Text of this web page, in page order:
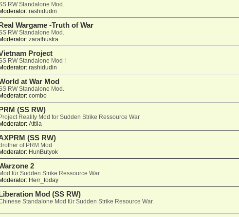
RW Standalone Mod.
Moderator: rashidudin
Real Wargame -Truth of War
RW Standalone Mod.
Moderator: zarathustra
Project
RW Standalone Mod !
Moderator: rashidudin
at War Mod
RW Standalone Mod.
Moderator: combo
PRM (SS RW)
Project Reality Mod for Sudden Strike Ressource War
Moderator: Attila
(SS RW)
Brother of PRM Mod
Moderator: HunButyok
2
Mod für Sudden Strike Ressource War.
Moderator: Herr_today
Liberation Mod (SS RW)
Standalone Mod für Sudden Strike Resource War.